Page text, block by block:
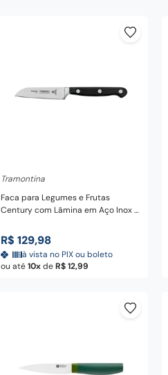
Tramontina
Faca para Legumes e Frutas
Century com Lâmina em Aço Inox e
Vidro 3" - Tramontina
R$ 129,98
à vista no PIX ou boleto
ou até10 deR$ 12,99